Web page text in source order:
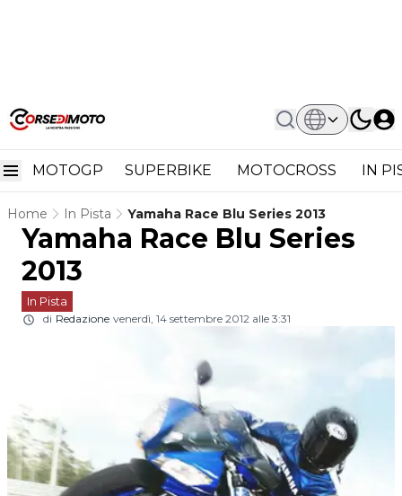
MOTOGP SUPERBIKE MOTOCROSS IN
Home In Pista Yamaha Race Blu Series 2013
Yamaha Race Blu Series
2013
In Pista
di Redazione venerdì, 14 settembre 2012 alle 3:31